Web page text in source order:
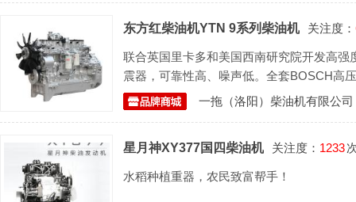
东方红柴油机YTN 9系列柴油机 关注度：
联合英国里卡多和美国西南研究院开发高
震器，可靠性高、噪声低。全套BOSCH高
分。
一拖（洛阳）柴油机有限公司
星月神XY377国四柴油机 关注度： 1233
水稻种植重器，农民致富帮手！